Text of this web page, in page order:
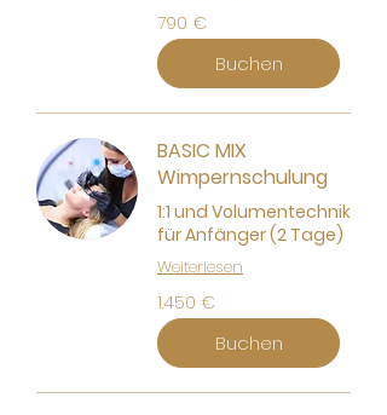
790
Euro
790 €
Buchen
BASIC MIX
Wimpernschulung
1:1 und Volumentechnik
für Anfänger (2 Tage)
Weiterlesen
1.450
Euro
1.450 €
Buchen